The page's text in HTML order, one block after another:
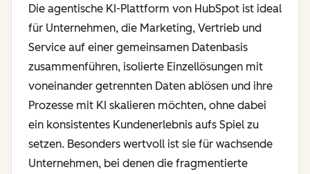
Die agentische KI-Plattform von HubSpot ist ideal
für Unternehmen, die Marketing, Vertrieb und
Service auf einer gemeinsamen Datenbasis
zusammenführen, isolierte Einzellösungen mit
voneinander getrennten Daten ablösen und ihre
Prozesse mit KI skalieren möchten, ohne dabei
ein konsistentes Kundenerlebnis aufs Spiel zu
setzen. Besonders wertvoll ist sie für wachsende
Unternehmen, bei denen die fragmentierte